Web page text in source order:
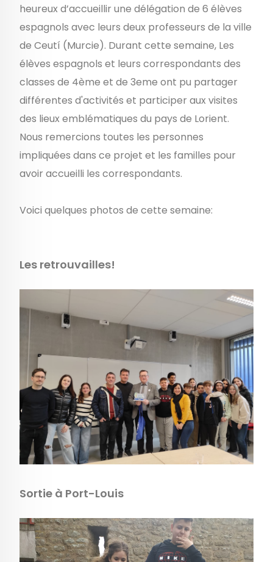
heureux d’accueillir une délégation de 6 élèves
espagnols avec leurs deux professeurs de la ville
de Ceutí (Murcie). Durant cette semaine, Les
élèves espagnols et leurs correspondants des
classes de 4ème et de 3eme ont pu partager
différentes d'activités et participer aux visites
des lieux emblématiques du pays de Lorient.
Nous remercions toutes les personnes
impliquées dans ce projet et les familles pour
avoir accueilli les correspondants.
Voici quelques photos de cette semaine:
Les retrouvailles!
Sortie à Port-Louis